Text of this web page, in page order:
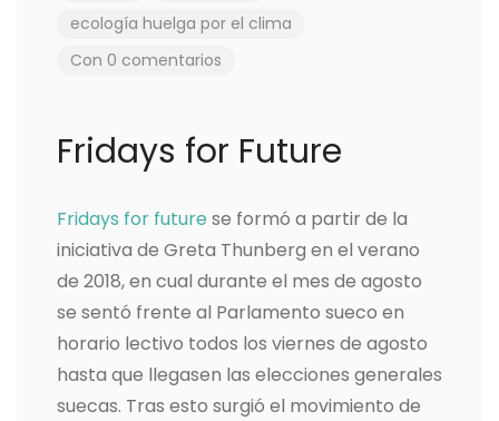
ecología huelga por el clima
Con 0 comentarios
Fridays for Future
Fridays for future se formó a partir de la
iniciativa de Greta Thunberg en el verano
de 2018, en cual durante el mes de agosto
se sentó frente al Parlamento sueco en
horario lectivo todos los viernes de agosto
hasta que llegasen las elecciones generales
suecas. Tras esto surgió el movimiento de